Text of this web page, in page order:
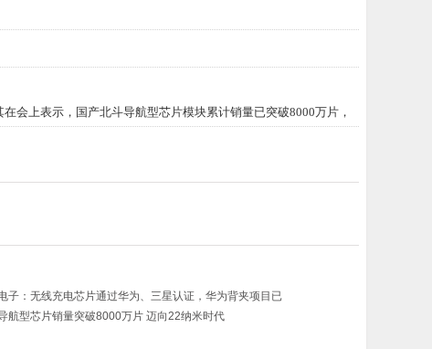
会上表示，国产北斗导航型芯片模块累计销量已突破8000万片，
品相当。
域得到广泛应用。最新的22纳米工艺双频定位芯片已具备市场化应
占据中国30%和90%的市场份额，并输出到100余个国家和地区。
子：无线充电芯片通过华为、三星认证，华为背夹项目已
航型芯片销量突破8000万片 迈向22纳米时代